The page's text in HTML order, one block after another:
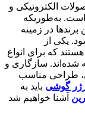
الکترونیکی و
است. به‌طوریکه
در زمینه
یکی از
که برای انواع
شده‌اند. سازگاری و
طراحی مناسب
گوشی باید به
آشنا خواهیم شد